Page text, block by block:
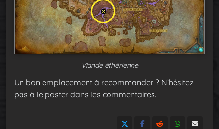
Viande éthérienne
Un bon emplacement à recommander ? N’hésitez
pas à le poster dans les commentaires.